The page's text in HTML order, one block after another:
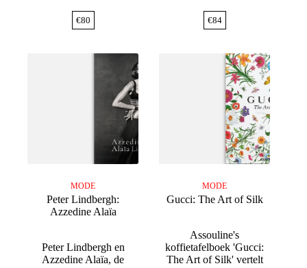
€80 €84
MODE
Peter Lindbergh:
Azzedine Alaïa
Peter Lindbergh en
Azzedine Alaïa, de
MODE
Gucci: The Art of Silk
Assouline's
koffietafelboek 'Gucci:
The Art of Silk' vertelt